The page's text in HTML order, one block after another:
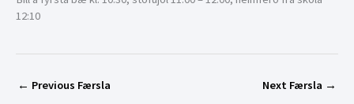
12:10
← Previous Færsla Next Færsla →